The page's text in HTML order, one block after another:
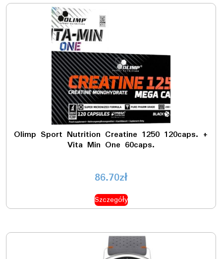
Olimp Sport Nutrition Creatine 1250 120caps. +
Vita Min One 60caps.
86.70zł
Szczegóły